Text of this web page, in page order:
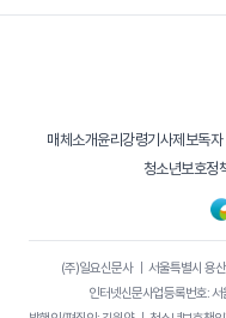
매체소개윤리강령기사제보독자
청소년보호정
(주)일요신문사｜ 서울특별시 용
인터넷신문사업등록번호: